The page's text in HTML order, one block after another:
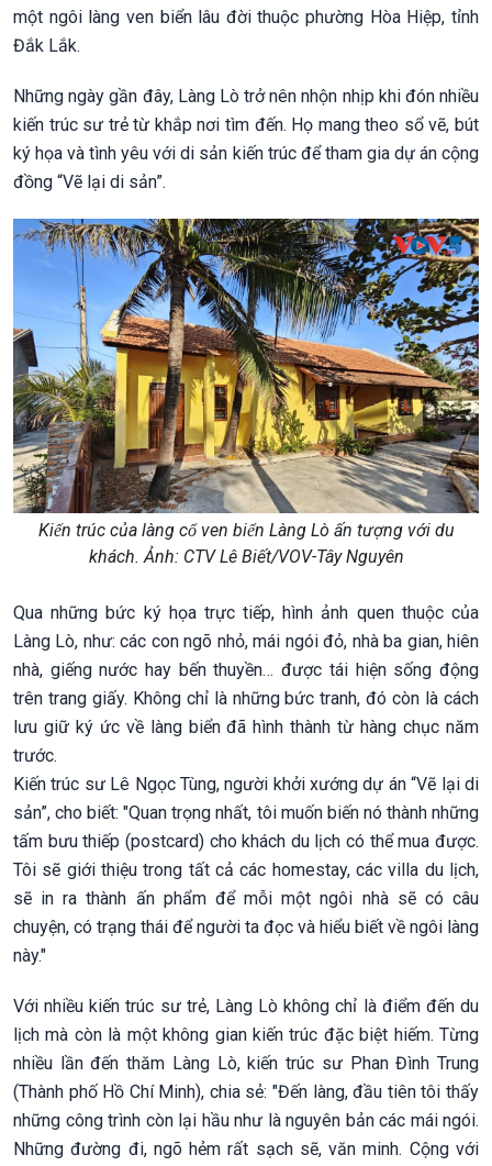
một ngôi làng ven biển lâu đời thuộc phường Hòa Hiệp, tỉnh
Đắk Lắk.
Những ngày gần đây, Làng Lò trở nên nhộn nhịp khi đón nhiều
kiến trúc sư trẻ từ khắp nơi tìm đến. Họ mang theo sổ vẽ, bút
ký họa và tình yêu với di sản kiến trúc để tham gia dự án cộng
đồng “Vẽ lại di sản”.
Kiến trúc của làng cổ ven biển Làng Lò ấn tượng với du
khách. Ảnh: CTV Lê Biết/VOV-Tây Nguyên
Qua những bức ký họa trực tiếp, hình ảnh quen thuộc của
Làng Lò, như: các con ngõ nhỏ, mái ngói đỏ, nhà ba gian, hiên
nhà, giếng nước hay bến thuyền… được tái hiện sống động
trên trang giấy. Không chỉ là những bức tranh, đó còn là cách
lưu giữ ký ức về làng biển đã hình thành từ hàng chục năm
trước.
Kiến trúc sư Lê Ngọc Tùng, người khởi xướng dự án “Vẽ lại di
sản”, cho biết: "Quan trọng nhất, tôi muốn biến nó thành những
tấm bưu thiếp (postcard) cho khách du lịch có thể mua được.
Tôi sẽ giới thiệu trong tất cả các homestay, các villa du lịch,
sẽ in ra thành ấn phẩm để mỗi một ngôi nhà sẽ có câu
chuyện, có trạng thái để người ta đọc và hiểu biết về ngôi làng
này."
Với nhiều kiến trúc sư trẻ, Làng Lò không chỉ là điểm đến du
lịch mà còn là một không gian kiến trúc đặc biệt hiếm. Từng
nhiều lần đến thăm Làng Lò, kiến trúc sư Phan Đình Trung
(Thành phố Hồ Chí Minh), chia sẻ: "Đến làng, đầu tiên tôi thấy
những công trình còn lại hầu như là nguyên bản các mái ngói.
Những đường đi, ngõ hẻm rất sạch sẽ, văn minh. Cộng với